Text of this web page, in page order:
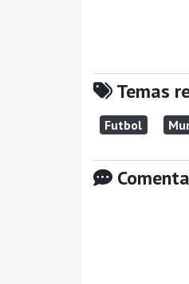
Temas
Futbol